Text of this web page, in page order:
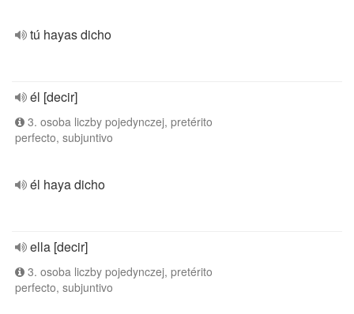
tú hayas dicho
él [decir]
3. osoba liczby pojedynczej, pretérito
perfecto, subjuntivo
él haya dicho
ella [decir]
3. osoba liczby pojedynczej, pretérito
perfecto, subjuntivo